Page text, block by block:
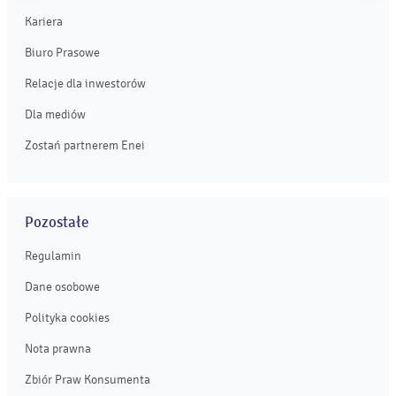
Kariera
Biuro Prasowe
Relacje dla inwestorów
Dla mediów
Zostań partnerem Enei
Pozostałe
Regulamin
Dane osobowe
Polityka cookies
Nota prawna
Zbiór Praw Konsumenta